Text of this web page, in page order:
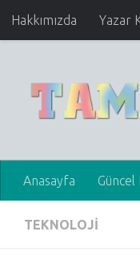
Hakkımızda Yazar
Anasayfa
TEKNOLOJI